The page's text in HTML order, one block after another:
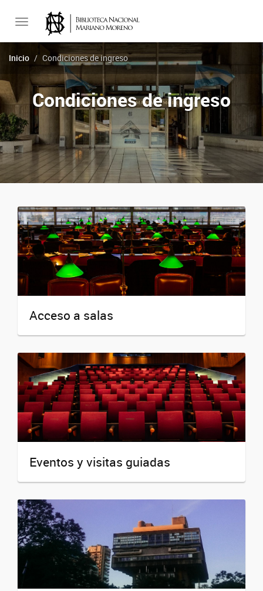
Toggle
navigation
Inicio Condiciones de ingreso
Condiciones de ingreso
Acceso a salas
Eventos y visitas guiadas